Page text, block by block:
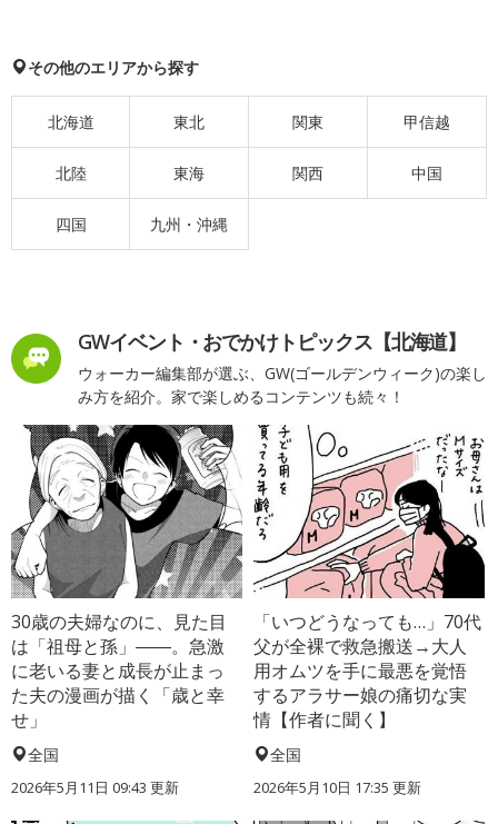
その他のエリアから探す
北海道 東北 関東 甲信越
北陸 東海 関西 中国
四国 九州・沖縄
GWイベント・おでかけトピックス【北海道】
ウォーカー編集部が選ぶ、GW(ゴールデンウィーク)の楽し
み方を紹介。家で楽しめるコンテンツも続々！
30歳の夫婦なのに、見た目
は「祖母と孫」――。急激
に老いる妻と成長が止まっ
た夫の漫画が描く「歳と幸
せ」
全国
2026年5月11日 09:43 更新
「いつどうなっても…」70代
父が全裸で救急搬送→大人
用オムツを手に最悪を覚悟
するアラサー娘の痛切な実
情【作者に聞く】
全国
2026年5月10日 17:35 更新